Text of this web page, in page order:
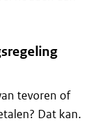
tevoren of
Dat kan.